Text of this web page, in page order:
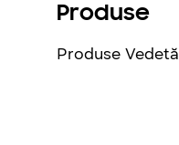
Produse
Produse Vedetă